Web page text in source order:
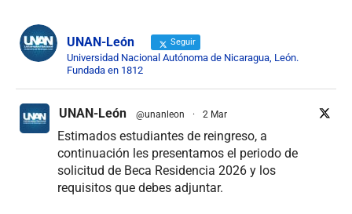
UNAN-León Seguir
Universidad Nacional Autónoma de Nicaragua, León.
Fundada en 1812
UNAN-León @unanleon · 2 Mar
Estimados estudiantes de reingreso, a
continuación les presentamos el periodo de
solicitud de Beca Residencia 2026 y los
requisitos que debes adjuntar.